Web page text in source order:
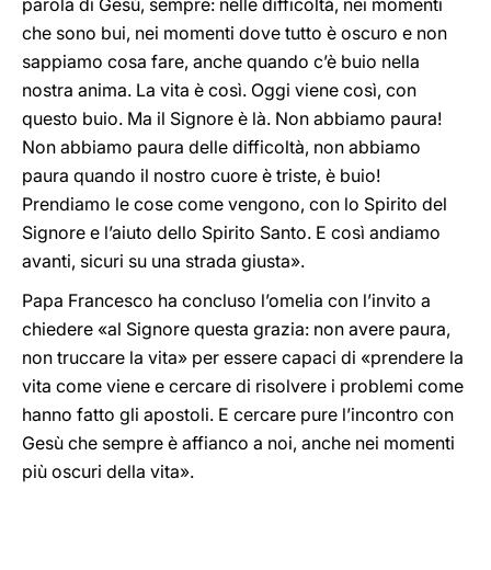
parola di Gesù, sempre: nelle difficoltà, nei momenti
che sono bui, nei momenti dove tutto è oscuro e non
sappiamo cosa fare, anche quando c’è buio nella
nostra anima. La vita è così. Oggi viene così, con
questo buio. Ma il Signore è là. Non abbiamo paura!
Non abbiamo paura delle difficoltà, non abbiamo
paura quando il nostro cuore è triste, è buio!
Prendiamo le cose come vengono, con lo Spirito del
Signore e l’aiuto dello Spirito Santo. E così andiamo
avanti, sicuri su una strada giusta».
Papa Francesco ha concluso l’omelia con l’invito a
chiedere «al Signore questa grazia: non avere paura,
non truccare la vita» per essere capaci di «prendere la
vita come viene e cercare di risolvere i problemi come
hanno fatto gli apostoli. E cercare pure l’incontro con
Gesù che sempre è affianco a noi, anche nei momenti
più oscuri della vita».